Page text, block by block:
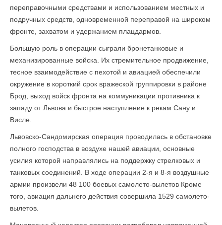
переправочными средствами и использованием местных и
подручных средств, одновременной переправой на широком
фронте, захватом и удержанием плацдармов.
Большую роль в операции сыграли бронетанковые и
механизированные войска. Их стремительное продвижение,
тесное взаимодействие с пехотой и авиацией обеспечили
окружение в короткий срок вражеской группировки в районе
Брод, выход войск фронта на коммуникации противника к
западу от Львова и быстрое наступление к рекам Сану и
Висле.
Львовско-Сандомирская операция проводилась в обстановке
полного господства в воздухе нашей авиации, основные
усилия которой направлялись на поддержку стрелковых и
танковых соединений. В ходе операции 2-я и 8-я воздушные
армии произвели 48 100 боевых самолето-вылетов Кроме
того, авиация дальнего действия совершила 1529 самолето-
вылетов.